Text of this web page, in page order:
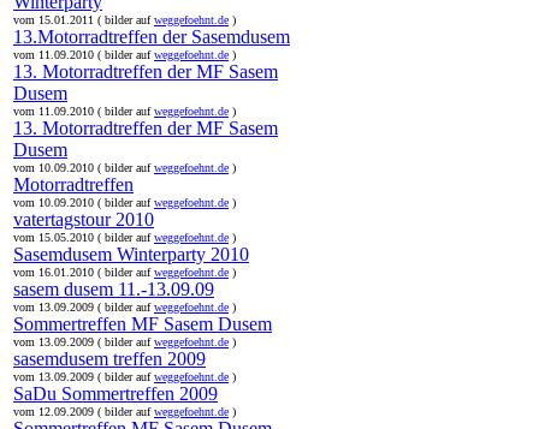
vom 15.01.2011 ( bilder aufweggefoehnt.de )
13.Motorradtreffen der Sasemdusem
vom 11.09.2010 ( bilder aufweggefoehnt.de )
13. Motorradtreffen der MF Sasem
Dusem
vom 11.09.2010 ( bilder aufweggefoehnt.de )
13. Motorradtreffen der MF Sasem
Dusem
vom 10.09.2010 ( bilder aufweggefoehnt.de )
Motorradtreffen
vom 10.09.2010 ( bilder aufweggefoehnt.de )
vatertagstour 2010
vom 15.05.2010 ( bilder aufweggefoehnt.de )
Sasemdusem Winterparty 2010
vom 16.01.2010 ( bilder aufweggefoehnt.de )
sasem dusem 11.-13.09.09
vom 13.09.2009 ( bilder aufweggefoehnt.de )
Sommertreffen MF Sasem Dusem
vom 13.09.2009 ( bilder aufweggefoehnt.de )
sasemdusem treffen 2009
vom 13.09.2009 ( bilder aufweggefoehnt.de )
SaDu Sommertreffen 2009
vom 12.09.2009 ( bilder aufweggefoehnt.de )